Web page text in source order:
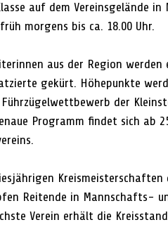
auf dem Vereinsgelände
morgens bis ca. 18.00 Uhr.
aus der Region
gekürt. Höhepunkte
der
Programm findet sich ab
Kreismeisterschaften
Reitende in Mannschafts-
Verein erhält die